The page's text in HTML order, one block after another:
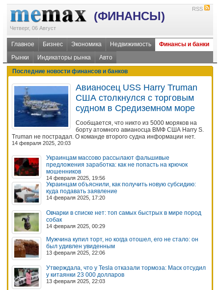
(ФИНАНСЫ)
Четверг, 06 Август
RSS
Главное Бизнес Экономика Недвижимость
Финансы и банки
Рынки
Индикаторы рынка
Авто
Последние новости финансов и банков
Авианосец USS Harry Truman
США столкнулся с торговым
судном в Средиземном море
Сообщается, что никто из 5000 моряков на
борту атомного авианосца ВМФ США Harry S.
Truman не пострадал. О команде второго судна информации нет.
14 февраля 2025, 20:03
Украинцам массово рассылают фальшивые
предложения заработка: как не попасть на крючок
мошенников
14 февраля 2025, 19:56
Украинцам объяснили, как получить новую субсидию:
куда подавать заявление
14 февраля 2025, 17:20
Овчарки в списке нет: топ самых быстрых в мире пород
собак
14 февраля 2025, 00:29
Мужчина купил торт, но когда отошел, его не стало: он
был удивлен увиденным
13 февраля 2025, 22:06
Утверждала, что у Tesla отказали тормоза: Маск отсудил
у китаянки 23 000 долларов
13 февраля 2025, 22:03